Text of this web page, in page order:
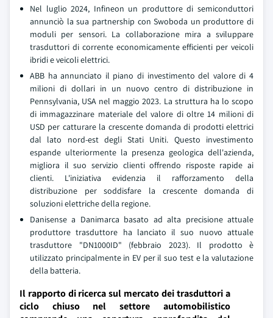
Nel luglio 2024, Infineon un produttore di semiconduttori
annunciò la sua partnership con Swoboda un produttore di
moduli per sensori. La collaborazione mira a sviluppare
trasduttori di corrente economicamente efficienti per veicoli
ibridi e veicoli elettrici.
ABB ha annunciato il piano di investimento del valore di 4
milioni di dollari in un nuovo centro di distribuzione in
Pennsylvania, USA nel maggio 2023. La struttura ha lo scopo
di immagazzinare materiale del valore di oltre 14 milioni di
USD per catturare la crescente domanda di prodotti elettrici
dal lato nord-est degli Stati Uniti. Questo investimento
espande ulteriormente la presenza geologica dell'azienda,
migliora il suo servizio clienti offrendo risposte rapide ai
clienti. L'iniziativa evidenzia il rafforzamento della
distribuzione per soddisfare la crescente domanda di
soluzioni elettriche della regione.
Danisense a Danimarca basato ad alta precisione attuale
produttore trasduttore ha lanciato il suo nuovo attuale
trasduttore "DN1000ID" (febbraio 2023). Il prodotto è
utilizzato principalmente in EV per il suo test e la valutazione
della batteria.
Il rapporto di ricerca sul mercato dei trasduttori a
ciclo chiuso nel settore automobilistico